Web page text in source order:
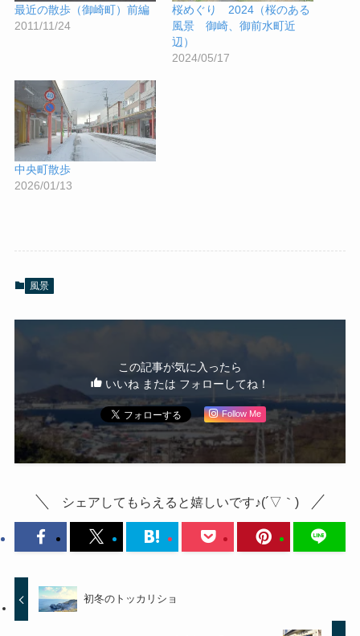
最近の散歩（御崎町）前編
2011/11/24
桜めぐり 2024（桜のある
風景 御崎、御前水町近
辺）
2024/05/17
中央町散歩
2026/01/13
風景
この記事が気に入ったら
いいね または フォローしてね！
Follow Me
シェアしてもらえると嬉しいです♪(´▽｀)
初冬のトッカリショ